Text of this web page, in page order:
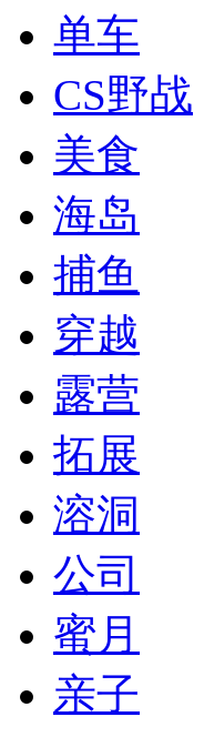
单车
CS野战
美食
海岛
捕鱼
穿越
露营
拓展
溶洞
公司
蜜月
亲子